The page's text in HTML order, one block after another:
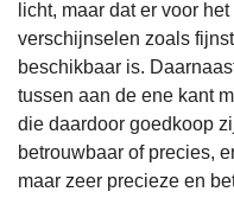
licht, maar dat er voor
verschijnselen zoals
beschikbaar is.
tussen aan de ene kant
die daardoor goedkoop
betrouwbaar of precies,
maar zeer precieze en